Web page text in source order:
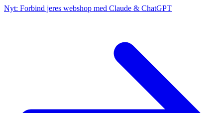
Nyt: Forbind jeres webshop med Claude & ChatGPT